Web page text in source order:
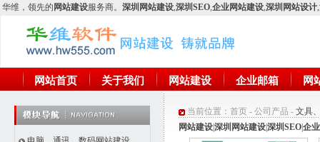
华维 ，领先的 网站建设服务商。 深圳网站建设,深圳SEO,企业网站建设,深圳网站设计,
网站首页 关于我们 网站建设 企业邮箱 网
当前位置： 首页 - 公司产品 - 文具
网站建设深圳网站建设深圳SEO企